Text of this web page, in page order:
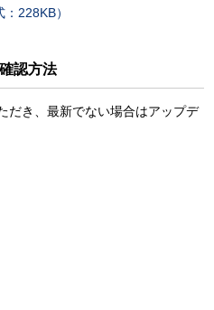
228KB）
認方法
だき、最新でない場合はアップデ